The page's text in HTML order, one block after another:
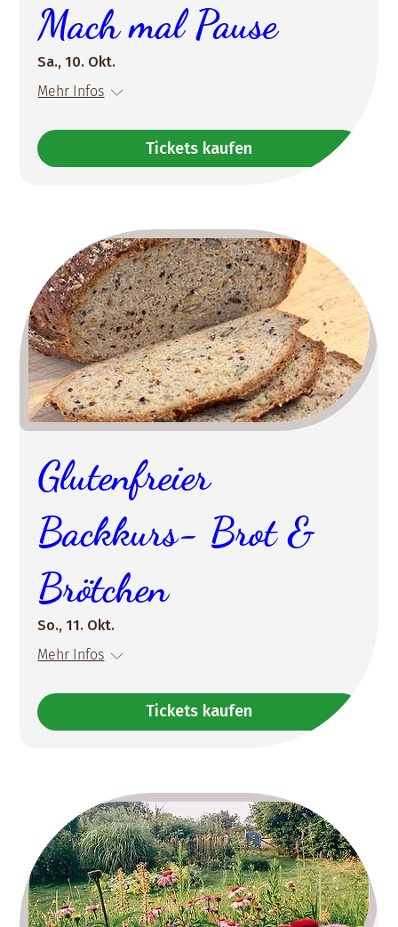
Mach mal Pause
Sa., 10. Okt.
Mehr Infos
Tickets kaufen
Glutenfreier
Backkurs- Brot &
Brötchen
So., 11. Okt.
Mehr Infos
Tickets kaufen